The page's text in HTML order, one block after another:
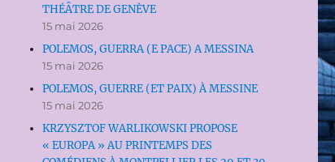
THÉÂTRE DE GENÈVE
15 mai 2026
POLEMOS, GUERRA (E PACE) A MESSINA
15 mai 2026
POLEMOS, GUERRE (ET PAIX) À MESSINE
15 mai 2026
KRZYSZTOF WARLIKOWSKI PROPOSE
« EUROPA » AU PRINTEMPS DES